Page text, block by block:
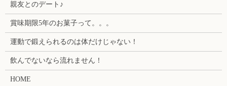
親友とのデート♪
賞味期限5年のお菓子って。。。
運動で鍛えられるのは体だけじゃない！
飲んでないなら流れません！
HOME